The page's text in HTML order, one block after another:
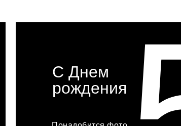
С Днем
рождения